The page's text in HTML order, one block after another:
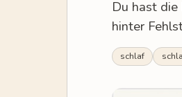
Du hast
hinter
schlaf